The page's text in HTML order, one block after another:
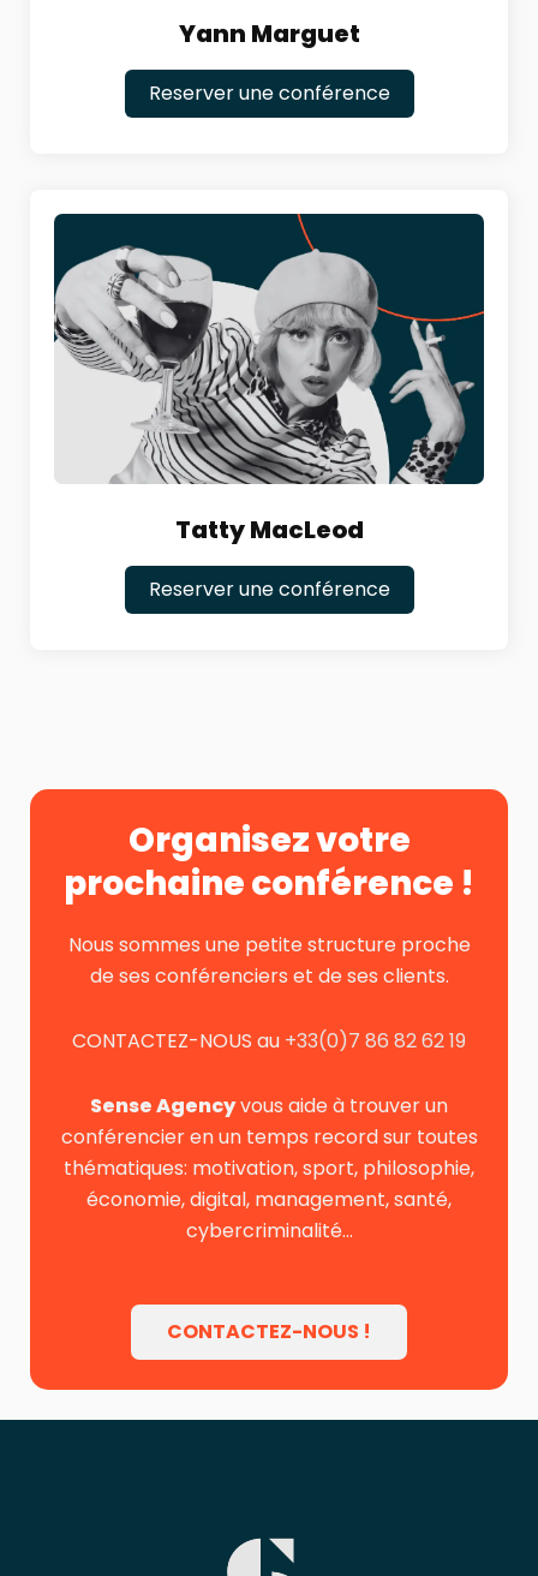
Yann Marguet
Reserver une conférence
Tatty MacLeod
Reserver une conférence
Organisez votre
prochaine conférence !
Nous sommes une petite structure proche
de ses conférenciers et de ses clients.
CONTACTEZ-NOUS au +33(0)7 86 82 62 19
Sense Agencyvous aide à trouver un
conférencier en un temps record sur toutes
thématiques: motivation, sport, philosophie,
économie, digital, management, santé,
cybercriminalité…
CONTACTEZ-NOUS !